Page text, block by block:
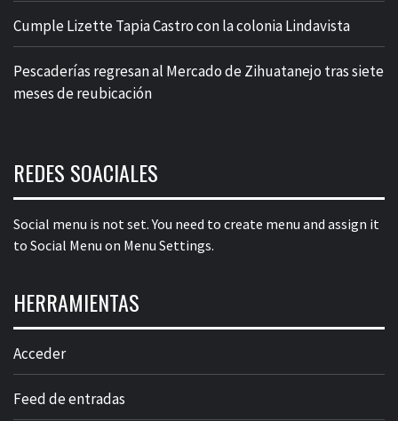
Cumple Lizette Tapia Castro con la colonia Lindavista
Pescaderías regresan al Mercado de Zihuatanejo tras siete
meses de reubicación
REDES SOACIALES
Social menu is not set. You need to create menu and assign it
to Social Menu on Menu Settings.
HERRAMIENTAS
Acceder
Feed de entradas